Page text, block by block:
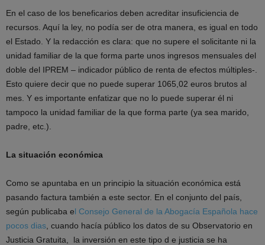
En el caso de los beneficarios deben acreditar insuficiencia de
recursos. Aquí la ley, no podía ser de otra manera, es igual en todo
el Estado. Y la redacción es clara: que no supere el solicitante ni la
unidad familiar de la que forma parte unos ingresos mensuales del
doble del IPREM – indicador público de renta de efectos múltiples-.
Esto quiere decir que no puede superar 1065,02 euros brutos al
mes. Y es importante enfatizar que no lo puede superar él ni
tampoco la unidad familiar de la que forma parte (ya sea marido,
padre, etc.).
La situación económica
Como se apuntaba en un principio la situación económica está
pasando factura también a este sector. En el conjunto del país,
según publicaba el Consejo General de la Abogacía Española hace
pocos dias , cuando hacía público los datos de su Observatorio en
Justicia Gratuita, la inversión en este tipo d e justicia se ha